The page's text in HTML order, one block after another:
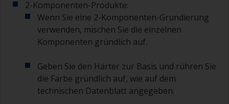
2-Komponenten-Produkte:
Wenn Sie eine 2-Komponenten-Grundierung
verwenden, mischen Sie die einzelnen
Komponenten gründlich auf.
Geben Sie den Härter zur Basis und rühren Sie
die Farbe gründlich auf, wie auf dem
technischen Datenblatt angegeben.